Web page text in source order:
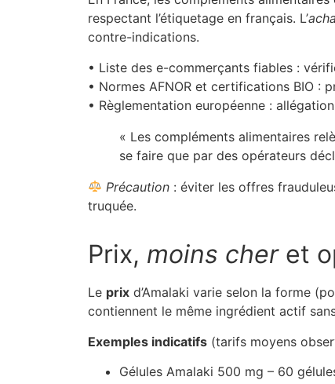
respectant l’étiquetage en français. L’
contre-indications.
• Liste des e-commerçants fiables :
• Normes AFNOR et certifications BIO :
• Règlementation européenne :
« Les compléments alimentaires
se faire que par des opérateurs
Précaution : éviter les offres
truquée.
Prix, moins cheret
Le prix d’Amalaki varie selon la forme
contiennent le même ingrédient actif
Exemples indicatifs (tarifs moyens
Gélules Amalaki 500 mg – 60